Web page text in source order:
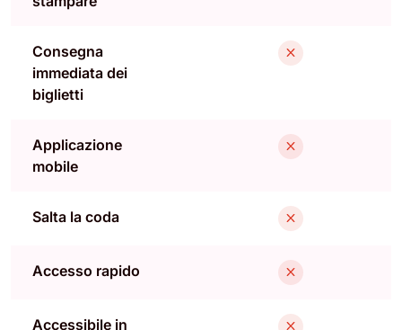
Consegna
immediata dei
biglietti
Applicazione
mobile
Salta la coda
Accesso rapido
Accessibile in